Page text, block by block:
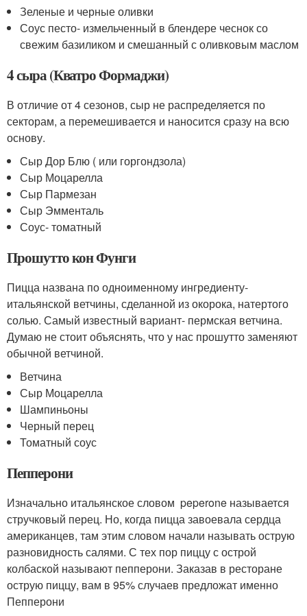
Зеленые и черные оливки
Соус песто- измельченный в блендере чеснок со
свежим базиликом и смешанный с оливковым маслом
4 сыра (Кватро Формаджи)
В отличие от 4 сезонов, сыр не распределяется по
секторам, а перемешивается и наносится сразу на всю
основу.
Сыр Дор Блю ( или горгондзола)
Сыр Моцарелла
Сыр Пармезан
Сыр Эмменталь
Соус- томатный
Прошутто кон Фунги
Пицца названа по одноименному ингредиенту-
итальянской ветчины, сделанной из окорока, натертого
солью. Самый известный вариант- пермская ветчина.
Думаю не стоит объяснять, что у нас прошутто заменяют
обычной ветчиной.
Ветчина
Сыр Моцарелла
Шампиньоны
Черный перец
Томатный соус
Пепперони
Изначально итальянское словом peperone называется
стручковый перец. Но, когда пицца завоевала сердца
американцев, там этим словом начали называть острую
разновидность салями. С тех пор пиццу с острой
колбаской называют пепперони. Заказав в ресторане
острую пиццу, вам в 95% случаев предложат именно
Пепперони